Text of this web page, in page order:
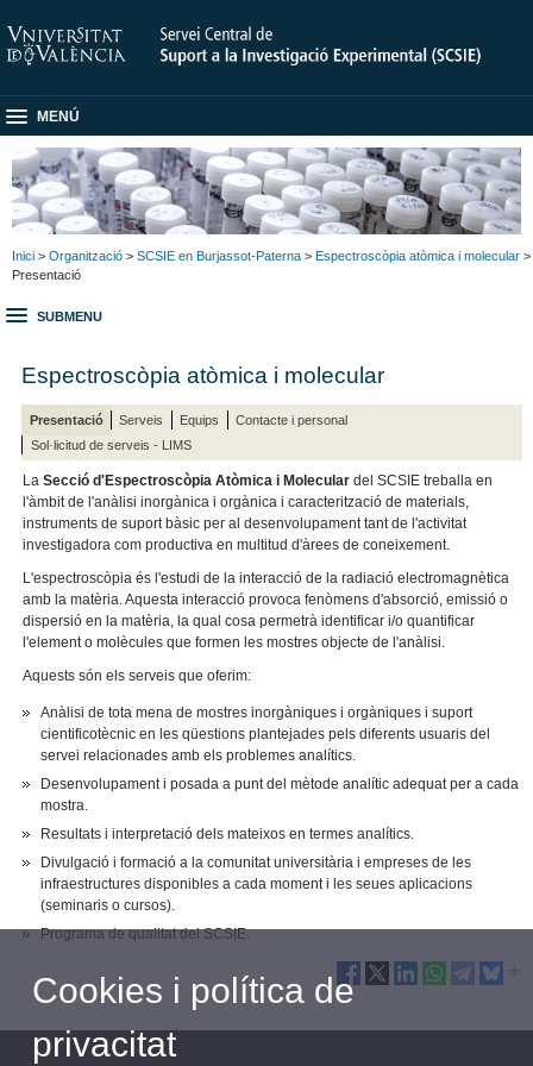
MENÚ
Inici > Organització > SCSIE en Burjassot-Paterna > Espectroscòpia atòmica i molecular >
Presentació
SUBMENU
Espectroscòpia atòmica i molecular
Presentació Serveis Equips
Contacte i personal
Sol·licitud de serveis - LIMS
LaSecció d'Espectroscòpia Atòmica i Molecular del SCSIE treballa en
l'àmbit de l'anàlisi inorgànica i orgànica i caracterització de materials,
instruments de suport bàsic per al desenvolupament tant de l'activitat
investigadora com productiva en multitud d'àrees de coneixement.
L'espectroscòpia és l'estudi de la interacció de la radiació electromagnètica
amb la matèria. Aquesta interacció provoca fenòmens d'absorció, emissió o
dispersió en la matèria, la qual cosa permetrà identificar i/o quantificar
l'element o molècules que formen les mostres objecte de l'anàlisi.
Aquests són els serveis que oferim:
Anàlisi de tota mena de mostres inorgàniques i orgàniques i suport
cientificotècnic en les qüestions plantejades pels diferents usuaris del
servei relacionades amb els problemes analítics.
Desenvolupament i posada a punt del mètode analític adequat per a cada
mostra.
Resultats i interpretació dels mateixos en termes analítics.
Divulgació i formació a la comunitat universitària i empreses de les
infraestructures disponibles a cada moment i les seues aplicacions
(seminaris o cursos).
Programa de qualitat del SCSIE.
Cookies i política de
privacitat